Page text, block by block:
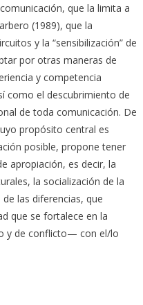
que la limita a
(1989), que la
y la “sensibilización” de
por otras maneras de
y competencia
como el descubrimiento de
de toda comunicación. De
propósito central es
posible, propone tener
apropiación, es decir, la
la socialización de la
las diferencias, que
que se fortalece en la
y de conflicto— con el/lo